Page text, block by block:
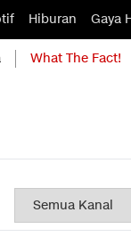
Hiburan Gaya
What The Fact!